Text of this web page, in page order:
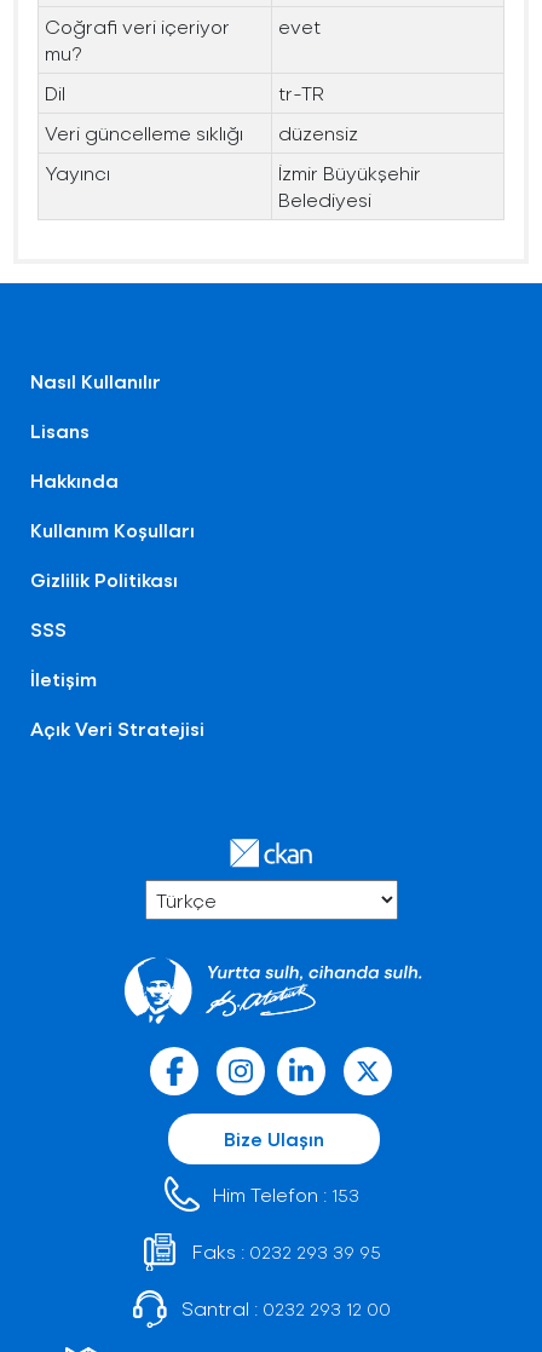
Coğrafi veri içeriyor
mu?
evet
Dil
tr-TR
Veri güncelleme sıklığı
düzensiz
Yayıncı
İzmir Büyükşehir
Belediyesi
Nasıl Kullanılır
Lisans
Hakkında
Kullanım Koşulları
Gizlilik Politikası
SSS
İletişim
Açık Veri Stratejisi
Bize Ulaşın
Him Telefon : 153
Faks : 0232 293 39 95
Santral : 0232 293 12 00